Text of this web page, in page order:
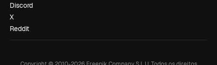
Discord
X
Reddit